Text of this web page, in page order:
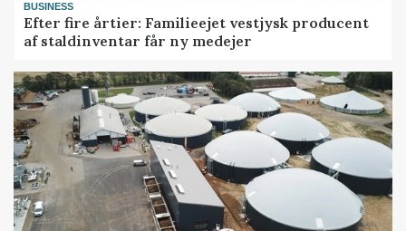
BUSINESS
Efter fire årtier: Familieejet vestjysk producent
af staldinventar får ny medejer